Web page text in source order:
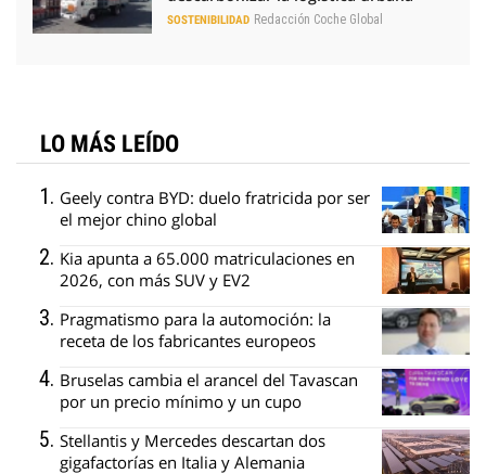
SOSTENIBILIDAD Redacción Coche Global
LO MÁS LEÍDO
Geely contra BYD: duelo fratricida por ser
el mejor chino global
Kia apunta a 65.000 matriculaciones en
2026, con más SUV y EV2
Pragmatismo para la automoción: la
receta de los fabricantes europeos
Bruselas cambia el arancel del Tavascan
por un precio mínimo y un cupo
Stellantis y Mercedes descartan dos
gigafactorías en Italia y Alemania